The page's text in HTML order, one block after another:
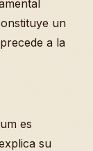
un
a la
es
su